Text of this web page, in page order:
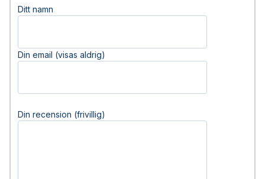
Ditt namn
Din email (visas aldrig)
Din recension (frivillig)